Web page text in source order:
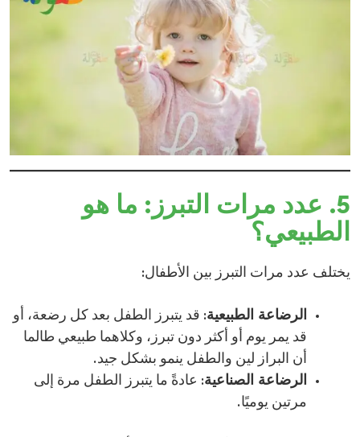
5. عدد مرات التبرز: ما هو
الطبيعي؟
يختلف عدد مرات التبرز بين الأطفال:​
الرضاعة الطبيعية: قد يتبرز الطفل بعد كل رضعة، أو
قد يمر يوم أو أكثر دون تبرز، وكلاهما طبيعي طالما
أن البراز لين والطفل ينمو بشكل جيد.​
الرضاعة الصناعية: عادةً ما يتبرز الطفل مرة إلى
مرتين يوميًا.​